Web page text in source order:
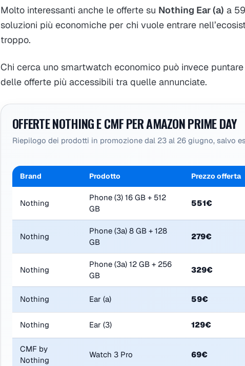
Molto interessanti anche le offerte su Nothing Ear (a) a
soluzioni più economiche per chi vuole entrare
troppo.
Chi cerca uno smartwatch economico può invece puntare
delle offerte più accessibili tra quelle annunciate.
OFFERTE NOTHING E CMF PER AMAZON PRIME DAY
Riepilogo dei prodotti in promozione dal 23 al 26 giugno, salvo
Brand Prodotto Prezzo offerta
Nothing
Phone (3) 16 GB + 512
GB
551€
Nothing
Phone (3a) 8 GB + 128
GB
279€
Nothing
Phone (3a) 12 GB + 256
GB
329€
Nothing Ear (a) 59€
Nothing Ear (3) 129€
CMF by
Nothing
Watch 3 Pro 69€